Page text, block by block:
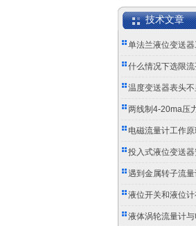
技术文章
单法兰液位变送
什么情况下选限
温度变送器表头
两线制4-20ma压
又传信号？
电磁流量计工作原
投入式液位变送
怎么办？
遇到金属转子流
办？
液位开关和液位计
液体涡轮流量计